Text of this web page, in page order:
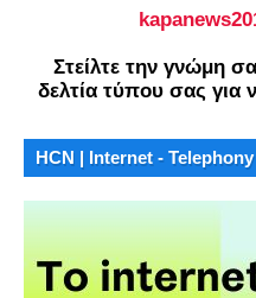
Στείλτε την γνώμη
δελτία τύπου σας για
HCN | Internet - Telephony